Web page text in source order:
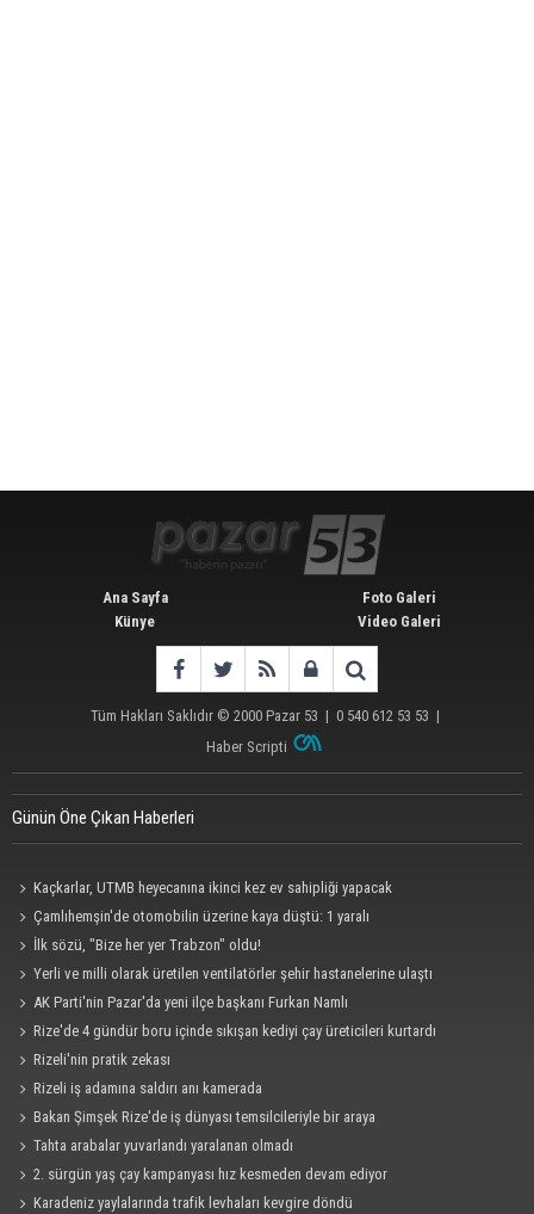
Ana Sayfa
Künye
Foto Galeri
Video Galeri
Tüm Hakları Saklıdır © 2000 Pazar 53 | 0 540 612 53 53 |
Haber Scripti
Günün Öne Çıkan Haberleri
Kaçkarlar, UTMB heyecanına ikinci kez ev sahipliği yapacak
Çamlıhemşin'de otomobilin üzerine kaya düştü: 1 yaralı
İlk sözü, "Bize her yer Trabzon" oldu!
Yerli ve milli olarak üretilen ventilatörler şehir hastanelerine ulaştı
AK Parti'nin Pazar'da yeni ilçe başkanı Furkan Namlı
Rize'de 4 gündür boru içinde sıkışan kediyi çay üreticileri kurtardı
Rizeli'nin pratik zekası
Rizeli iş adamına saldırı anı kamerada
Bakan Şimşek Rize'de iş dünyası temsilcileriyle bir araya
Tahta arabalar yuvarlandı yaralanan olmadı
2. sürgün yaş çay kampanyası hız kesmeden devam ediyor
Karadeniz yaylalarında trafik levhaları kevgire döndü